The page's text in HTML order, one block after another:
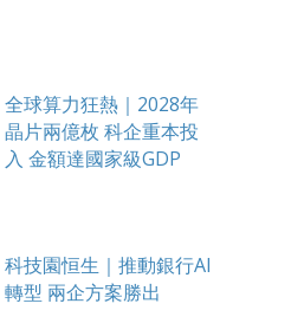
全球算力狂熱｜2028年
晶片兩億枚 科企重本投
入 金額達國家級GDP
科技園恒生｜推動銀行AI
轉型 兩企方案勝出